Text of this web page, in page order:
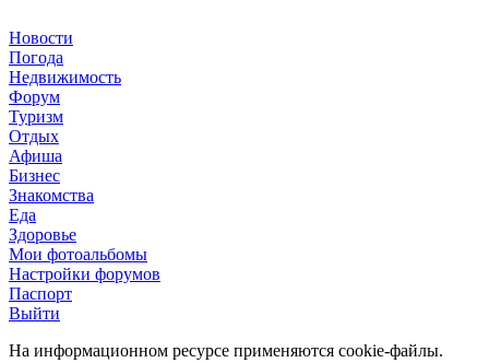
Новости
Погода
Недвижимость
Форум
Туризм
Отдых
Афиша
Бизнес
Знакомства
Еда
Здоровье
Мои фотоальбомы
Настройки форумов
Паспорт
Выйти
На информационном ресурсе применяются cookie-файлы.